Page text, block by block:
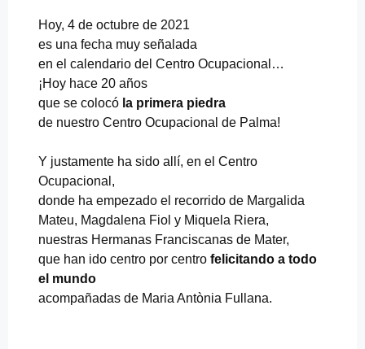
a
A
e
n
d
3
0
o
n
c
a
d
a
u
Hoy, 4 de octubre de 2021
es una fecha muy señalada
en el calendario del Centro Ocupacional…
¡Hoy hace 20 años
que se colocó la primera piedra
de nuestro Centro Ocupacional de Palma!
Y justamente ha sido allí, en el Centro
Ocupacional,
donde ha empezado el recorrido de Margalida
Mateu, Magdalena Fiol y Miquela Riera,
nuestras Hermanas Franciscanas de Mater,
que han ido centro por centro felicitando a todo
el mundo
acompañadas de Maria Antònia Fullana.